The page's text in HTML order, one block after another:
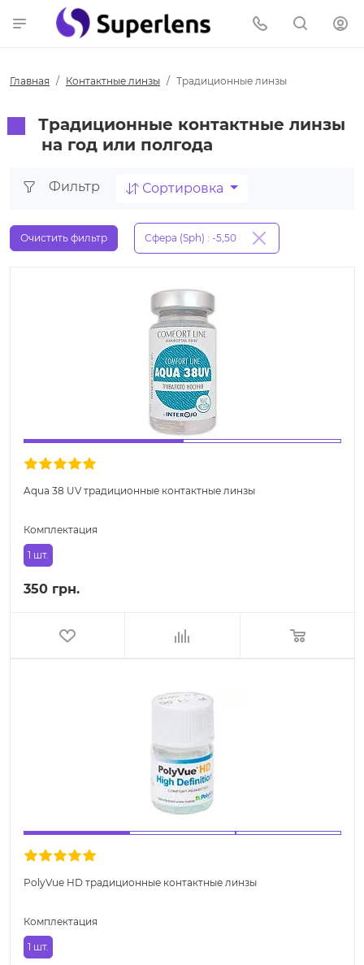
Главная Контактные линзы Традиционные линзы
Традиционные контактные линзы
на год или полгода
Фильтр Сортировка
Очистить фильтр Сфера (Sph) : -5,50
Aqua 38 UV традиционные контактные линзы
Комплектация
1 шт.
350 грн.
PolyVue HD традиционные контактные линзы
Комплектация
1 шт.